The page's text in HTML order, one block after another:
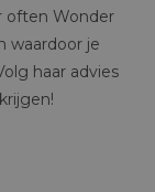
often Wonder
waardoor je
haar advies